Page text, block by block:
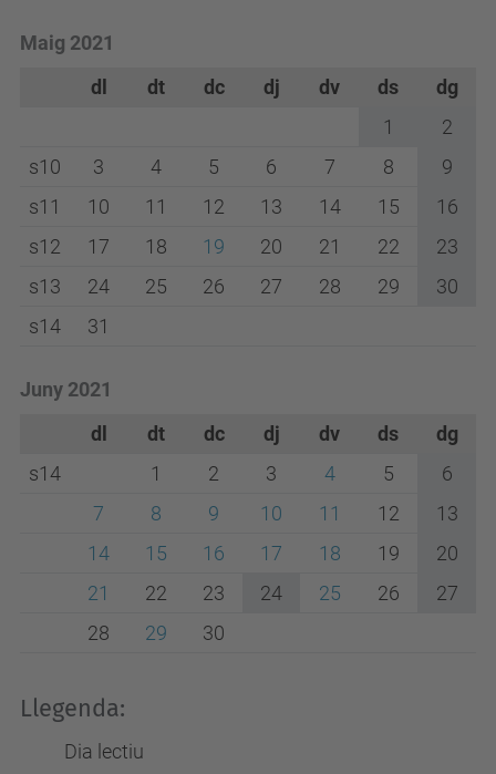
Maig 2021
dl
dt dc dj dv ds
dg
1
2
s10
3 4 5 6 7 8
9
s11
10 11 12 13 14 15
16
s12
17 18 19 20 21 22
23
s13
24 25 26 27 28 29
30
s14
31
Juny 2021
dl
dt dc dj dv ds
dg
s14
1 2 3 4 5
6
7
8 9 10 11 12
13
14
15 16 17 18 19
20
21
22 23 24 25 26
27
28
29 30
Llegenda:
Dia lectiu